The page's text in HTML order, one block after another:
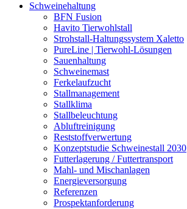
Schweinehaltung
BFN Fusion
Havito Tierwohlstall
Strohstall-Haltungssystem Xaletto
PureLine | Tierwohl-Lösungen
Sauenhaltung
Schweinemast
Ferkelaufzucht
Stallmanagement
Stallklima
Stallbeleuchtung
Abluftreinigung
Reststoffverwertung
Konzeptstudie Schweinestall 2030
Futterlagerung / Futtertransport
Mahl- und Mischanlagen
Energieversorgung
Referenzen
Prospektanforderung